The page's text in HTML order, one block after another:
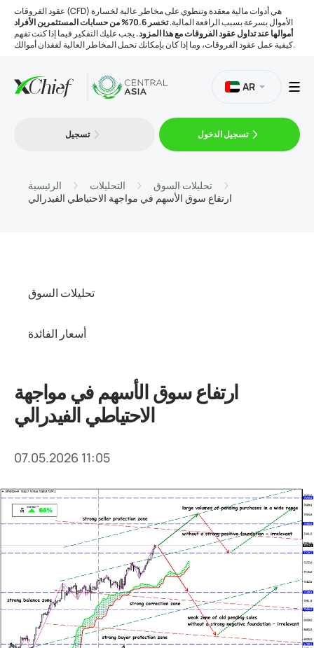
عقود الفروقات (CFD) هي أدوات مالية معقدة وتنطوي على مخاطر عالية لخسارة
الأموال بسرعة بسبب الرافعة المالية.
تخسر 70.6% من حسابات المستثمرين الأفراد
أموالها عند تداول عقود الفروقات مع هذا المزود.يجب عليك التفكير فيما إذا كنت تفهم
كيفية عمل عقود الفروقات، وما إذا كان بإمكانك تحمل المخاطر العالية لفقدان أموالك.
المنصات
AR
تسجيل تسجيل الدخول
الرئيسية التحليلات
تحليلات السوق
ارتفاع سوق الأسهم في مواجهة الاحتياطي الفيدرالي
تحليلات السوق
أسعار الفائدة
ارتفاع سوق الأسهم في مواجهة
الاحتياطي الفيدرالي
07.05.2026 11:05